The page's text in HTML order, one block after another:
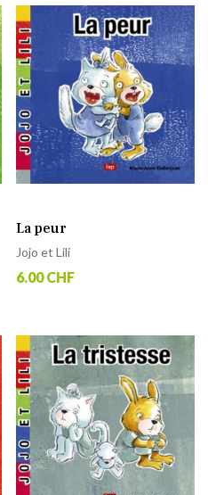
La peur
Jojo et Lili
6.00 CHF